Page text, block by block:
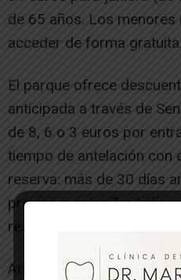
de 65 años. Los
acceder de forma gratuita.
El parque ofrece
anticipada a través de
de 8, 6 o 3 euros por
tiempo de antelación con
reserva: más de 30 días
previos o entre 7 y 1 día
respectivamente.
Además, las entradas